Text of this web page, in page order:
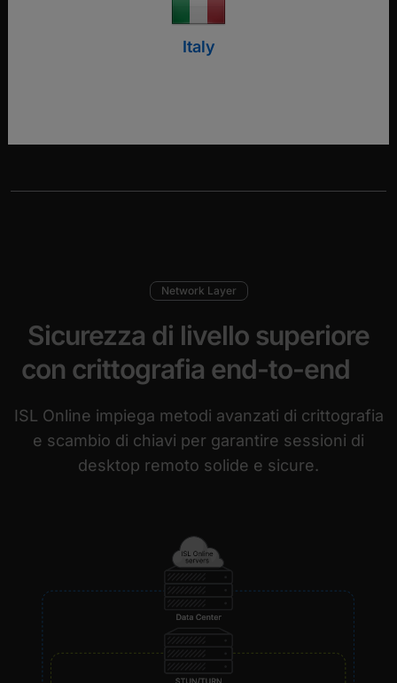
Network Layer
Sicurezza di livello superiore
con crittografia end-to-end
ISL Online impiega metodi avanzati di crittografia
e scambio di chiavi per garantire sessioni di
desktop remoto solide e sicure.
Italy